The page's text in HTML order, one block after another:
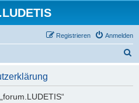
Anmelden
Registrieren